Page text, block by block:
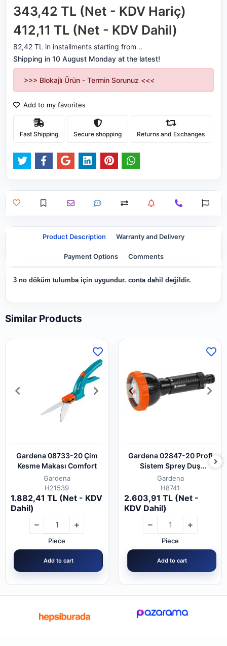
343,42 TL (Net - KDV Hariç)
412,11 TL (Net - KDV Dahil)
82,42 TL in installments starting from ..
Shipping in 10 August Monday at the latest!
>>> Blokajlı Ürün - Termin Sorunuz <<<
Add to my favorites
Fast Shipping Secure shopping Returns and Exchanges
Product Description Warranty and Delivery
Payment Options Comments
3 no döküm tulumba için uygundur. conta dahil değildir.
Similar Products
Gardena 08733-20 Çim
Kesme Makası Comfort
Gardena
H21539
1.882,41 TL (Net - KDV
Dahil)
Piece
Add to cart
Gardena 02847-20 Profi
Sistem Sprey Duş
Tabancası
Gardena
H8741
2.603,91 TL (Net -
KDV Dahil)
Piece
Add to cart